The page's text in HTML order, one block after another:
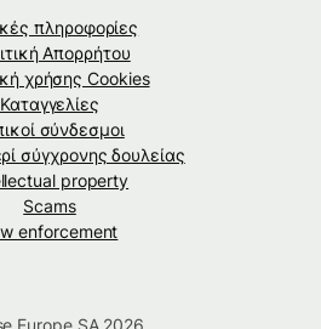
πληροφορίες
Απορρήτου
χρήσης Cookies
Καταγγελίες
σύνδεσμοι
σύγχρονης δουλείας
property
Scams
enforcement
Europe SA 2026